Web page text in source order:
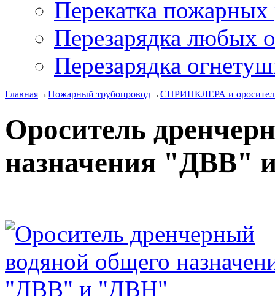
Перекатка пожарных
Перезарядка любых
Перезарядка
Главная→Пожарный трубопровод→СПРИНКЛЕРА и
Ороситель
назначения